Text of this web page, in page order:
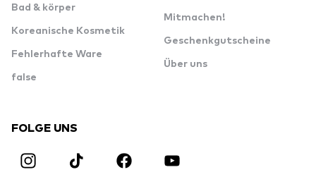
Bad & körper
Koreanische Kosmetik
Fehlerhafte Ware
false
Mitmachen!
Geschenkgutscheine
Über uns
FOLGE UNS